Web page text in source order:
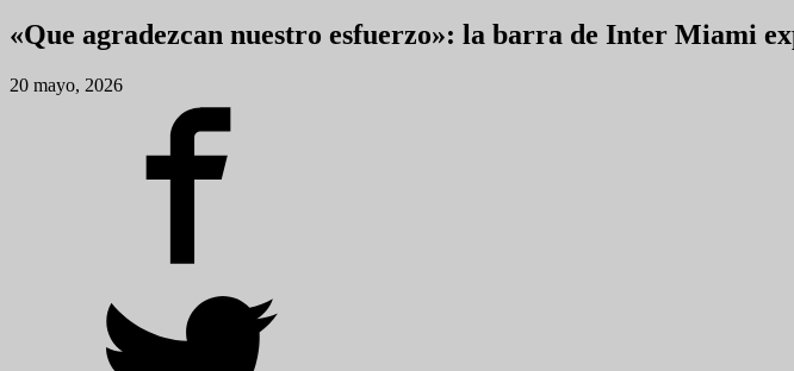
«Que agradezcan nuestro esfuerzo»: la barra de Inter Miami
20 mayo, 2026